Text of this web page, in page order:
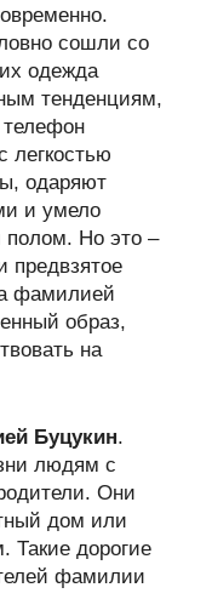
сошли со
одежда
тенденциям,
легкостью
одаряют
и умело
Но это –
предвзятое
фамилией
образ,
на
Буцукин.
людям с
Они
дом или
Такие дорогие
фамилии